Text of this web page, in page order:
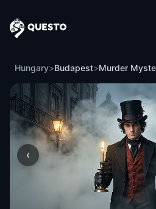
Questo
Hungary>Budapest>
‹